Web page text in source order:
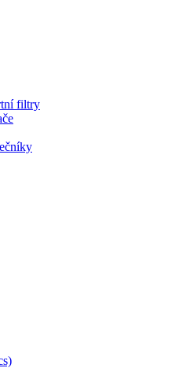
filtry